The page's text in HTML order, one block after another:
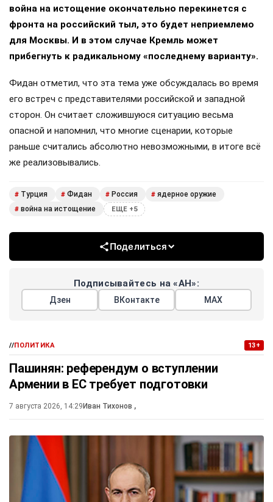
война на истощение окончательно перекинется с
фронта на российский тыл, это будет неприемлемо
для Москвы. И в этом случае Кремль может
прибегнуть к радикальному «последнему варианту».
Фидан отметил, что эта тема уже обсуждалась во время
его встреч с представителями российской и западной
сторон. Он считает сложившуюся ситуацию весьма
опасной и напомнил, что многие сценарии, которые
раньше считались абсолютно невозможными, в итоге всё
же реализовывались.
# Турция # Фидан # Россия # ядерное оружие
# война на истощение ЕЩЕ +5
Поделиться
Подписывайтесь на «АН»:
Дзен ВКонтакте МАХ
//ПОЛИТИКА 13+
Пашинян: референдум о вступлении
Армении в ЕС требует подготовки
7 августа 2026, 14:29 Иван Тихонов ,